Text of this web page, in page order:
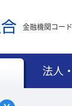
金融機関コー
法人